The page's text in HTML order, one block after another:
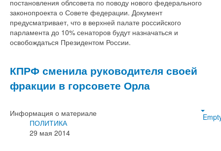
постановления облсовета по поводу нового федерального
законопроекта о Совете федерации. Документ
предусматривает, что в верхней палате российского
парламента до 10% сенаторов будут назначаться и
освобождаться Президентом России.
КПРФ сменила руководителя своей
фракции в горсовете Орла
Информация о материале
ПОЛИТИКА
29 мая 2014